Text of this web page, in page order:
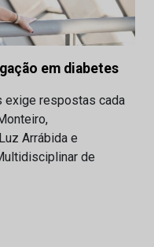
em diabetes
exige respostas cada
Arrábida e
de